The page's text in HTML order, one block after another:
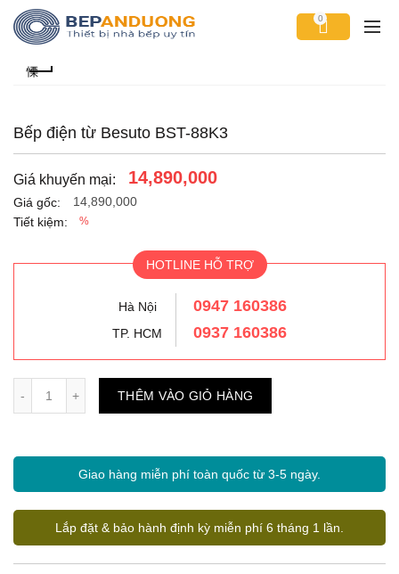
0
Bếp điện từ Besuto BST-88K3
Giá khuyến mại: 14,890,000
Giá gốc:
14,890,000
Tiết kiệm:
%
HOTLINE HỖ TRỢ
Hà Nội 0947 160386
TP. HCM 0937 160386
THÊM VÀO GIỎ HÀNG
Giao hàng miễn phí toàn quốc từ 3-5 ngày.
Lắp đặt & bảo hành định kỳ miễn phí 6 tháng 1 lần.